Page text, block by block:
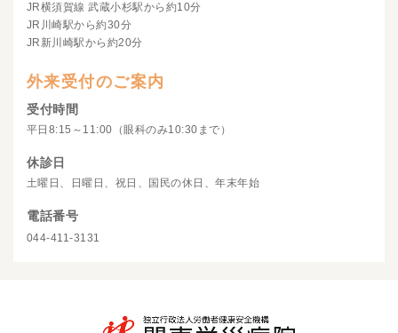
JR横須賀線 武蔵小杉駅から約10分
JR川崎駅から約30分
JR新川崎駅から約20分
外来受付のご案内
受付時間
平日8:15～11:00（眼科のみ10:30まで）
休診日
土曜日、日曜日、祝日、国民の休日、年末年始
電話番号
044-411-3131